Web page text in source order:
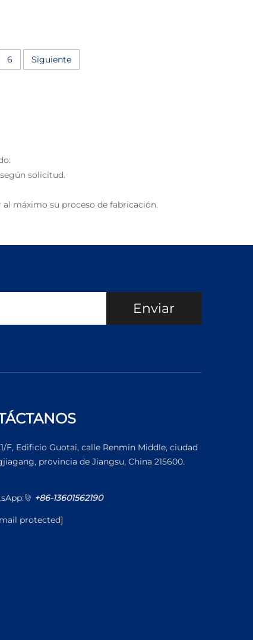
6 Siguiente
solicitud.
máximo su proceso de fabricación.
Enviar
F, Edificio Guotai, calle Renmin Middle, ciudad
provincia de Jiangsu, China 215600.
+86-13601562190
protected]